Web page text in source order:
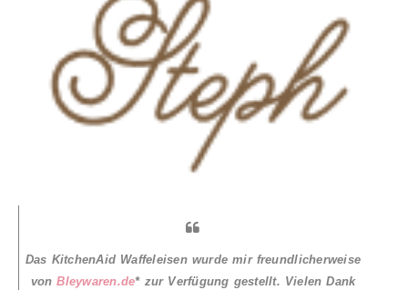
Das KitchenAid Waffeleisen wurde mir freundlicherweise
vonBleywaren.de* zur Verfügung gestellt. Vielen Dank